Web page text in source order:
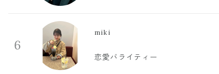
6
miki
恋愛バライティー